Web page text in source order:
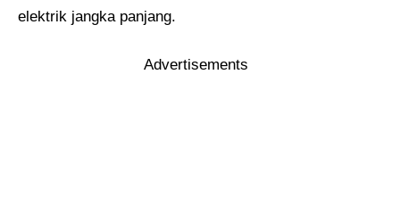
elektrik jangka panjang.
Advertisements